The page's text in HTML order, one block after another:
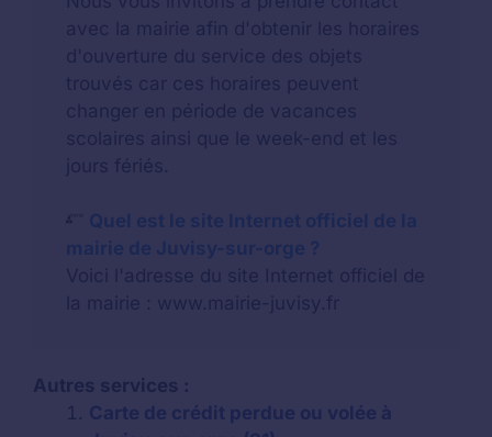
avec la mairie afin d'obtenir les horaires
d'ouverture du service des objets
trouvés car ces horaires peuvent
changer en période de vacances
scolaires ainsi que le week-end et les
jours fériés.
Quel est le site Internet officiel de la
mairie de Juvisy-sur-orge ?
Voici l'adresse du site Internet officiel de
la mairie : www.mairie-juvisy.fr
Autres services :
Carte de crédit perdue ou volée à